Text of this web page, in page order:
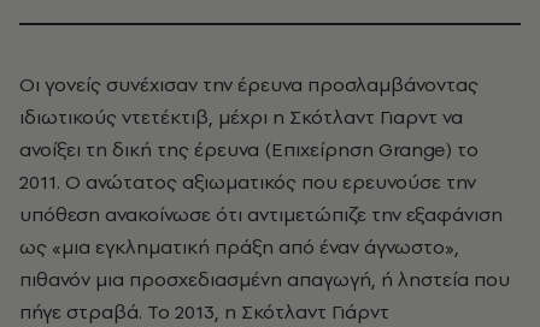
Οι γονείς συνέχισαν την έρευνα προσλαμβάνοντας
ιδιωτικούς ντετέκτιβ, μέχρι η Σκότλαντ Γιαρντ να
ανοίξει τη δική της έρευνα (Επιχείρηση Grange) το
2011. Ο ανώτατος αξιωματικός που ερευνούσε την
υπόθεση ανακοίνωσε ότι αντιμετώπιζε την εξαφάνιση
ως «μια εγκληματική πράξη από έναν άγνωστο»,
πιθανόν μια προσχεδιασμένη απαγωγή, ή ληστεία που
πήγε στραβά. Το 2013, η Σκότλαντ Γιάρντ